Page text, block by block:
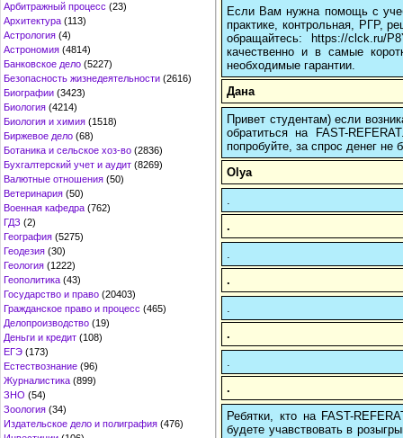
Арбитражный процесс (23)
Архитектура (113)
Астрология (4)
Астрономия (4814)
Банковское дело (5227)
Безопасность жизнедеятельности (2616)
Биографии (3423)
Биология (4214)
Биология и химия (1518)
Биржевое дело (68)
Ботаника и сельское хоз-во (2836)
Бухгалтерский учет и аудит (8269)
Валютные отношения (50)
Ветеринария (50)
Военная кафедра (762)
ГДЗ (2)
География (5275)
Геодезия (30)
Геология (1222)
Геополитика (43)
Государство и право (20403)
Гражданское право и процесс (465)
Делопроизводство (19)
Деньги и кредит (108)
ЕГЭ (173)
Естествознание (96)
Журналистика (899)
ЗНО (54)
Зоология (34)
Издательское дело и полиграфия (476)
Если Вам нужна помощь с
практике, контрольная, РГР,
обращайтесь: https://clck.ru/
качественно и в самые
необходимые гарантии.
Дана
Привет студентам) если
обратиться на FAST-
попробуйте, за спрос денег не
Olya
.
.
.
.
Ребятки, кто на FAST-
будете учавствовать в